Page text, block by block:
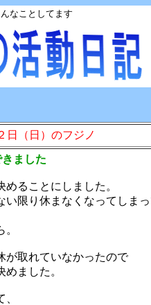
なことしてます
日（日）のフジノ
ました
ることにしました。
限り休まなくなってしま
取れていなかったので
ました。